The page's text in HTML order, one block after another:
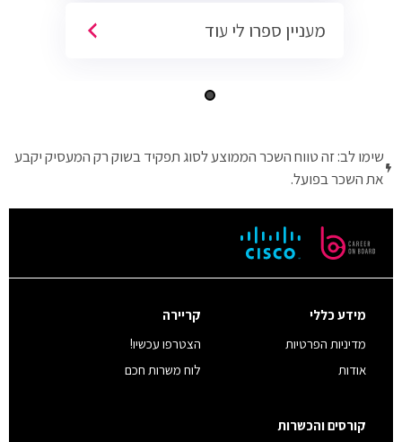
מעניין ספרו לי עוד
שימו לב: זה טווח השכר הממוצע לסוג תפקיד בשוק רק המעסיק יקבע
את השכר בפועל.
מידע כללי
מדיניות הפרטיות
אודות
קריירה
הצטרפו עכשיו!
לוח משרות חכם
קורסים והכשרות